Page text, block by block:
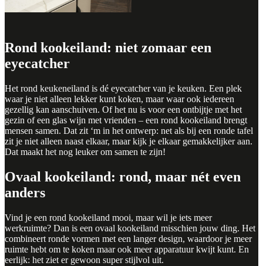
Rond kookeiland: niet zomaar een
eyecatcher
Het rond keukeneiland is dé eyecatcher van je keuken. Een plek
waar je niet alleen lekker kunt koken, maar waar ook iedereen
gezellig kan aanschuiven. Of het nu is voor een ontbijtje met het
gezin of een glas wijn met vrienden – een rond kookeiland brengt
mensen samen. Dat zit ‘m in het ontwerp: net als bij een ronde tafel
zit je niet alleen naast elkaar, maar kijk je elkaar gemakkelijker aan.
Dat maakt het nog leuker om samen te zijn!
Ovaal kookeiland: rond, maar nét even
anders
Vind je een rond kookeiland mooi, maar wil je iets meer
werkruimte? Dan is een ovaal kookeiland misschien jouw ding. Het
combineert ronde vormen met een langer design, waardoor je meer
ruimte hebt om te koken maar ook meer apparatuur kwijt kunt. En
eerlijk: het ziet er gewoon super stijlvol uit.